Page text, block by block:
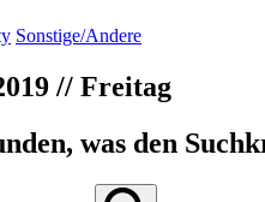
Sonstige/Andere
// Freitag
was den